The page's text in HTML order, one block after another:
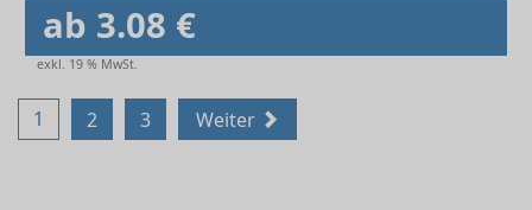
ab 3.08 €
exkl. 19 % MwSt.
1 2 3 Weiter